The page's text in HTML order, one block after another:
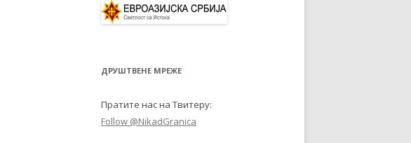
ДРУШТВЕНЕ МРЕЖЕ
Пратите нас на Твитеру:
Follow @NikadGranica